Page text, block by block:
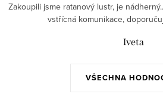
VŠECHNA
Zakoupili jsme ratanový lustr, je
vstřícná komunikace,
Iveta